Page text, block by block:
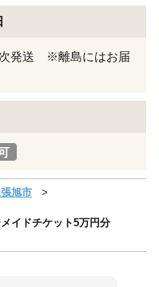
次発送 ※離島にはお届
旭市
イドチケット5万円分